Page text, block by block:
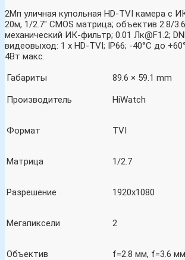
2Мп уличная купольная HD-TVI камера с
20м, 1/2.7″ CMOS матрица; объектив 2.8/
механический ИК-фильтр; 0.01 Лк@F1.2;
видеовыход: 1 х HD-TVI; IP66; -40°С до
4Вт макс.
Габариты
89.6 × 59.1 mm
Производитель HiWatch
Формат TVI
Матрица 1/2.7
Разрешение 1920х1080
Мегапиксели 2
Объектив f=2.8 мм, f=3.6